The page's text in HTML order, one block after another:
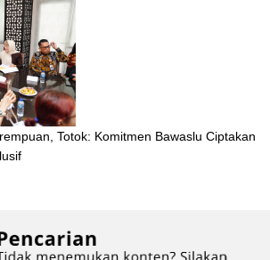
Totok: Komitmen Bawaslu Ciptakan